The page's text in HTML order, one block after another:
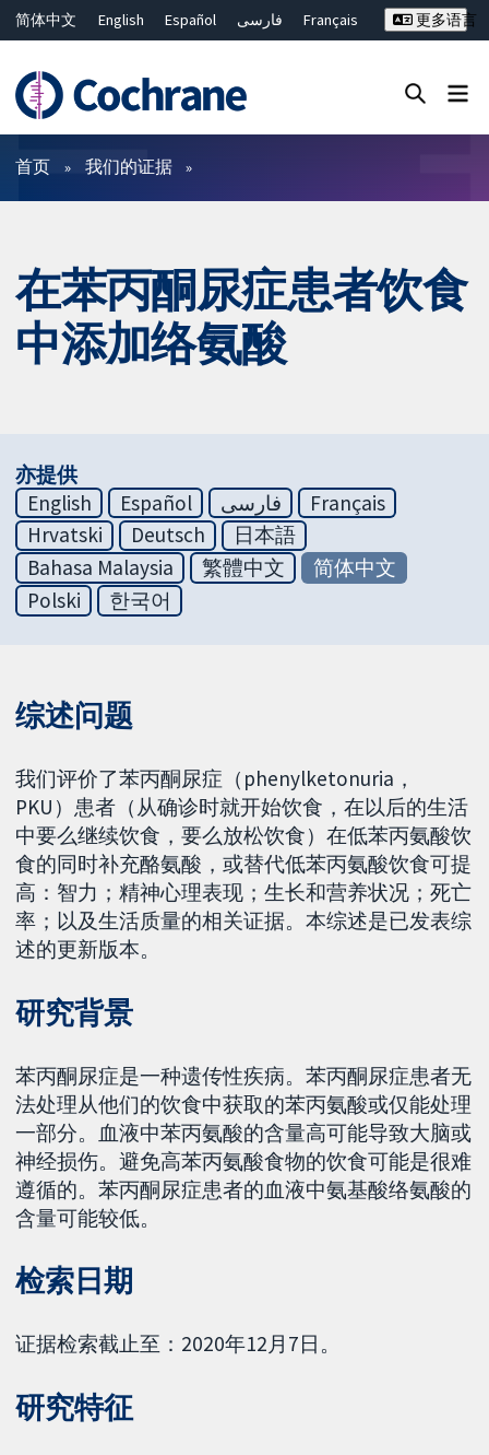
简体中文 English Español فارسی
Français
ไทย
繁體中文
更多语言
过滤
首页 我们的证据
在苯丙酮尿症患者饮食
中添加络氨酸
亦提供
English
Español فارسی
Français
Hrvatski
Deutsch
日本語
Bahasa Malaysia
繁體中文
简体中文
Polski
한국어
综述问题
我们评价了苯丙酮尿症（phenylketonuria，
PKU）患者（从确诊时就开始饮食，在以后的生活
中要么继续饮食，要么放松饮食）在低苯丙氨酸饮
食的同时补充酪氨酸，或替代低苯丙氨酸饮食可提
高：智力；精神心理表现；生长和营养状况；死亡
率；以及生活质量的相关证据。本综述是已发表综
述的更新版本。
研究背景
苯丙酮尿症是一种遗传性疾病。苯丙酮尿症患者无
法处理从他们的饮食中获取的苯丙氨酸或仅能处理
一部分。血液中苯丙氨酸的含量高可能导致大脑或
神经损伤。避免高苯丙氨酸食物的饮食可能是很难
遵循的。苯丙酮尿症患者的血液中氨基酸络氨酸的
含量可能较低。
检索日期
证据检索截止至：2020年12月7日。
研究特征